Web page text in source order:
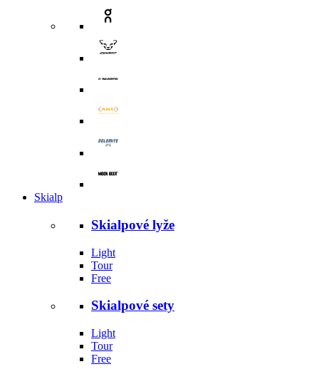
Skialp
Skialpové lyže
Light
Tour
Free
Skialpové sety
Light
Tour
Free